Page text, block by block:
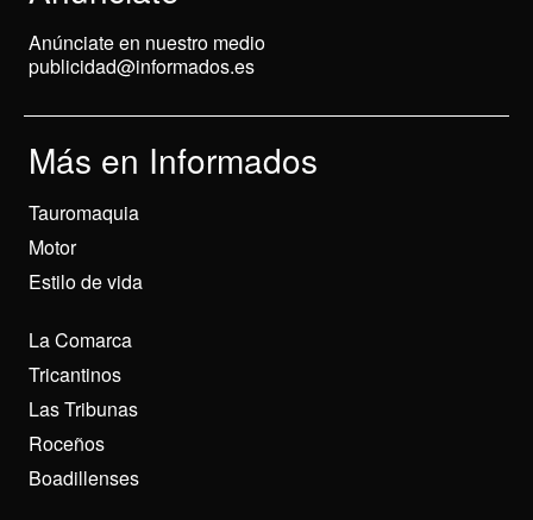
Anúnciate en nuestro medio
publicidad@informados.es
Más en Informados
Tauromaquia
Motor
Estilo de vida
La Comarca
Tricantinos
Las Tribunas
Roceños
Boadillenses